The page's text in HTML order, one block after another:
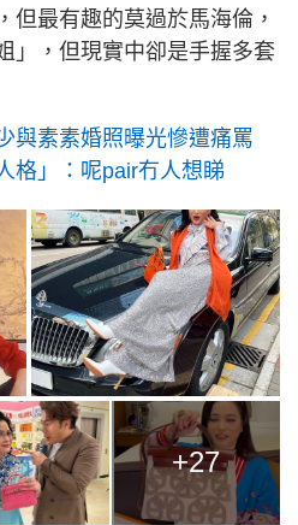
但最有趣的莫過於馬海倫，
」，但現實中卻是手握多套
與素素婚照曝光慘遭痛罵
格」：呢pair冇人想睇
+27